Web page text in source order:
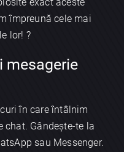
împreună cele mai
lor! ?
mesagerie
în care întâlnim
chat. Gândește-te la
sau Messenger.